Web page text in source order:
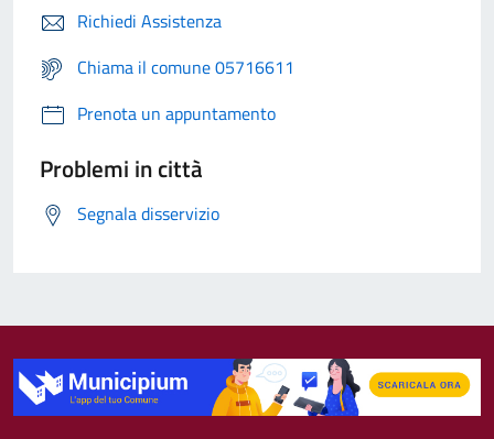
Richiedi Assistenza
Chiama il comune 05716611
Prenota un appuntamento
Problemi in città
Segnala disservizio